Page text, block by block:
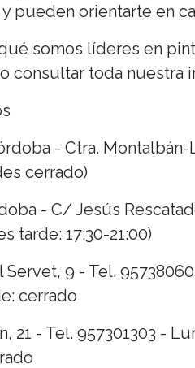
pueden orientarte en
somos líderes en
o consultar toda nuestra
- Ctra. Montalbán-
cerrado)
- C/ Jesús
tarde: 17:30-21:00)
9 - Tel.
cerrado
21 - Tel. 957301303 -